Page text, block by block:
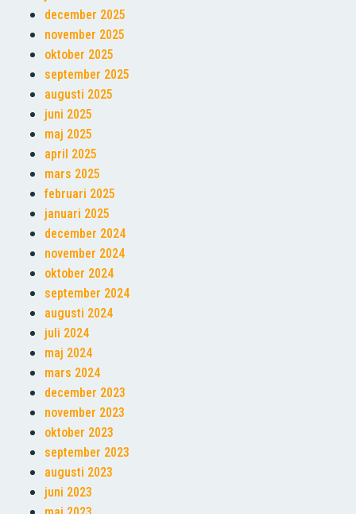
december 2025
november 2025
oktober 2025
september 2025
augusti 2025
juni 2025
maj 2025
april 2025
mars 2025
februari 2025
januari 2025
december 2024
november 2024
oktober 2024
september 2024
augusti 2024
juli 2024
maj 2024
mars 2024
december 2023
november 2023
oktober 2023
september 2023
augusti 2023
juni 2023